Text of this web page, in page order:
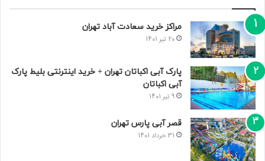
مراکز خرید سعادت‌ آباد تهران
20 تیر 1401
پارک آبی اکباتان تهران + خرید اینترنتی بلیط پارک
آبی اکباتان
9 تیر 1401
قصر آبی پارس تهران
31 خرداد 1401